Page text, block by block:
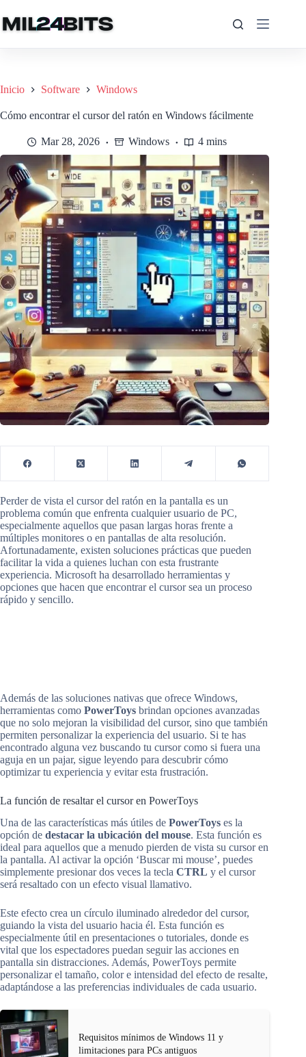
al
contenido
Inicio Software Windows
Cómo encontrar el cursor del ratón en Windows fácilmente
Mar 28, 2026 Windows 4 mins
Perder de vista el cursor del ratón en la pantalla es un
problema común que enfrenta cualquier usuario de PC,
especialmente aquellos que pasan largas horas frente a
múltiples monitores o en pantallas de alta resolución.
Afortunadamente, existen soluciones prácticas que pueden
facilitar la vida a quienes luchan con esta frustrante
experiencia. Microsoft ha desarrollado herramientas y
opciones que hacen que encontrar el cursor sea un proceso
rápido y sencillo.
Además de las soluciones nativas que ofrece Windows,
herramientas como PowerToys brindan opciones avanzadas
que no solo mejoran la visibilidad del cursor, sino que también
permiten personalizar la experiencia del usuario. Si te has
encontrado alguna vez buscando tu cursor como si fuera una
aguja en un pajar, sigue leyendo para descubrir cómo
optimizar tu experiencia y evitar esta frustración.
La función de resaltar el cursor en PowerToys
Una de las características más útiles de PowerToys es la
opción de destacar la ubicación del mouse. Esta función es
ideal para aquellos que a menudo pierden de vista su cursor en
la pantalla. Al activar la opción ‘Buscar mi mouse’, puedes
simplemente presionar dos veces la tecla CTRL y el cursor
será resaltado con un efecto visual llamativo.
Este efecto crea un círculo iluminado alrededor del cursor,
guiando la vista del usuario hacia él. Esta función es
especialmente útil en presentaciones o tutoriales, donde es
vital que los espectadores puedan seguir las acciones en
pantalla sin distracciones. Además, PowerToys permite
personalizar el tamaño, color e intensidad del efecto de resalte,
adaptándose a las preferencias individuales de cada usuario.
Requisitos mínimos de Windows 11 y
limitaciones para PCs antiguos